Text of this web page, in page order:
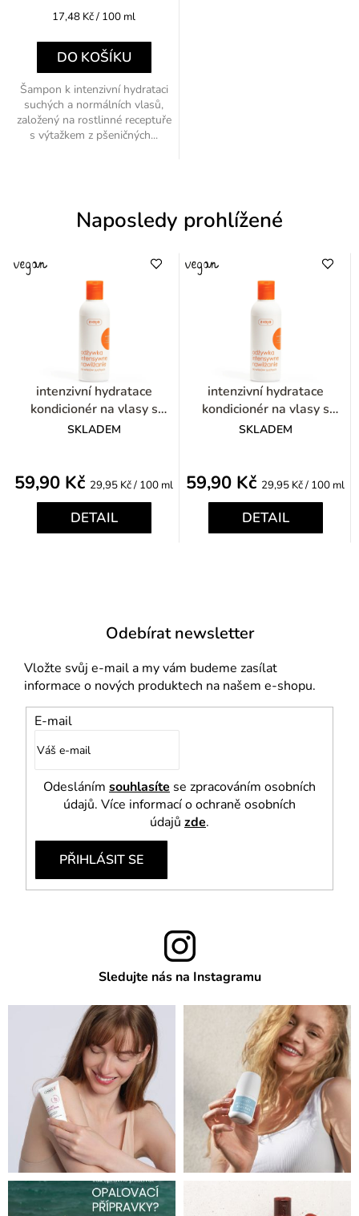
Měrná
17,48 Kč / 100 ml
DO KOŠÍKU
Šampon k intenzivní hydrataci
suchých a normálních vlasů,
založený na rostlinné receptuře
s výtažkem z pšeničných...
Naposledy prohlížené
intenzivní hydratace
kondicionér na vlasy s
pšeničnými klíčky 200ml
SKLADEM
59,90 Kč Měrná
29,95 Kč / 100 ml
DETAIL
intenzivní hydratace
kondicionér na vlasy s
pšeničnými klíčky 200ml
SKLADEM
59,90 Kč Měrná
29,95 Kč / 100 ml
DETAIL
Odebírat newsletter
Vložte svůj e-mail a my vám budeme zasílat
informace o nových produktech na našem e-shopu.
E-mail
Odesláním souhlasíte se zpracováním osobních
údajů. Více informací o ochraně osobních
údajů zde.
PŘIHLÁSIT SE
Sledujte nás na Instagramu